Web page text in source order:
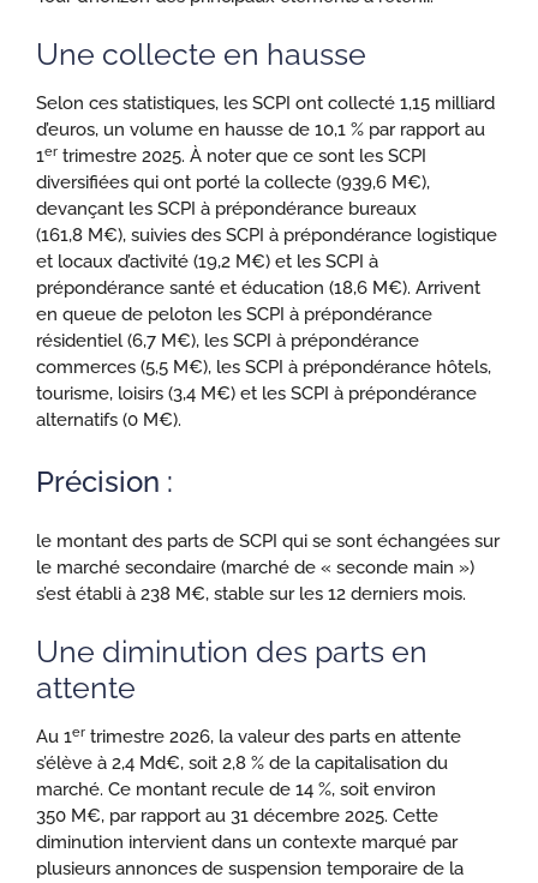
Une collecte en hausse
Selon ces statistiques, les SCPI ont collecté 1,15 milliard
d’euros, un volume en hausse de 10,1 % par rapport au
1er trimestre 2025. À noter que ce sont les SCPI
diversifiées qui ont porté la collecte (939,6 M€),
devançant les SCPI à prépondérance bureaux
(161,8 M€), suivies des SCPI à prépondérance logistique
et locaux d’activité (19,2 M€) et les SCPI à
prépondérance santé et éducation (18,6 M€). Arrivent
en queue de peloton les SCPI à prépondérance
résidentiel (6,7 M€), les SCPI à prépondérance
commerces (5,5 M€), les SCPI à prépondérance hôtels,
tourisme, loisirs (3,4 M€) et les SCPI à prépondérance
alternatifs (0 M€).
Précision :
le montant des parts de SCPI qui se sont échangées sur
le marché secondaire (marché de « seconde main »)
s’est établi à 238 M€, stable sur les 12 derniers mois.
Une diminution des parts en
attente
Au 1er trimestre 2026, la valeur des parts en attente
s’élève à 2,4 Md€, soit 2,8 % de la capitalisation du
marché. Ce montant recule de 14 %, soit environ
350 M€, par rapport au 31 décembre 2025. Cette
diminution intervient dans un contexte marqué par
plusieurs annonces de suspension temporaire de la